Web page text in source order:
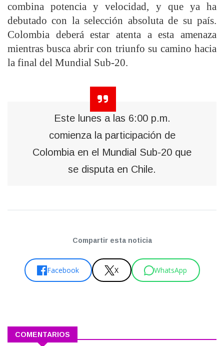
combina potencia y velocidad, y que ya ha
debutado con la selección absoluta de su país.
Colombia deberá estar atenta a esta amenaza
mientras busca abrir con triunfo su camino hacia
la final del Mundial Sub-20.
Este lunes a las 6:00 p.m.
comienza la participación de
Colombia en el Mundial Sub-20 que
se disputa en Chile.
Compartir esta noticia
Facebook X WhatsApp
COMENTARIOS